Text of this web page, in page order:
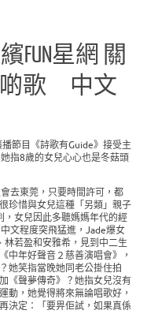
繽FUN星網 關
啲歌 中文
節目《詩歌有Guide》接受主
指8歲的女兒心心也是冬菇頭
去東莞，只要時間許可，都
珍惜與女兒這種「另類」親子
女兒因此多聽媽媽年代的經
文程度突飛猛進，Jade爆女
若盈和安雅希，見到中二生
中年好聲音２慈善演唱會》，
她笑指當晚她同老公掛住拍
《聲夢傳奇》？她指女兒沒有
動，她覺得將來無論唱歌好，
決定：「要畀佢試，如果真係